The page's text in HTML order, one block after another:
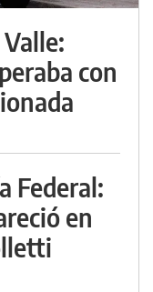
con
Federal:
en